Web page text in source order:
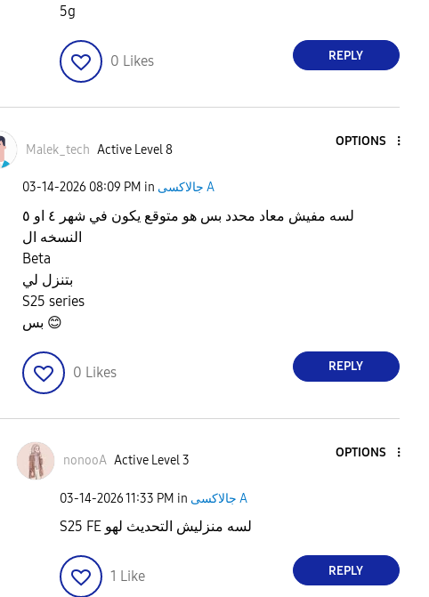
5g
0 Likes REPLY
Malek_tech Active Level 8
OPTIONS
‎03-14-2026 08:09 PM in جالاكسى A
لسه مفيش معاد محدد بس هو متوقع يكون في شهر ٤ او ٥
النسخه ال
Beta
بتنزل لي
S25 series
😊
0 Likes REPLY
nonooA Active Level 3
OPTIONS
‎03-14-202611:33 PM in جالاكسى A
S25 FE لسه منزليش التحديث لهو
1 Like REPLY